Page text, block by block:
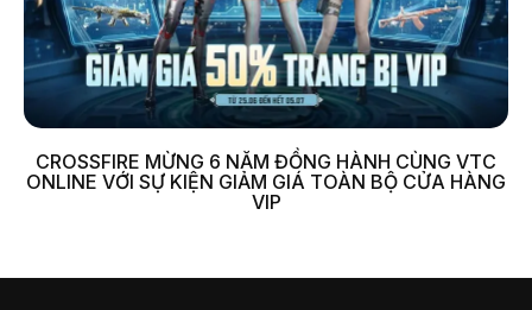
CROSSFIRE MỪNG 6 NĂM ĐỒNG HÀNH CÙNG VTC
ONLINE VỚI SỰ KIỆN GIẢM GIÁ TOÀN BỘ CỬA HÀNG
VIP